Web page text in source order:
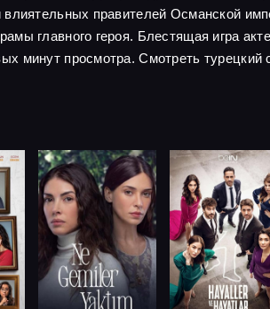
правителей Османской
главного героя. Блестящая игра
минут просмотра. Смотреть